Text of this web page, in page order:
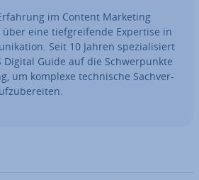
im Content Marketing
über eine tief­grei­fen­de Expertise in
Seit 10 Jahren spe­zia­li­siert
Digital Guide auf die Schwer­punk­te
um komplexe tech­ni­sche Sach­ver­